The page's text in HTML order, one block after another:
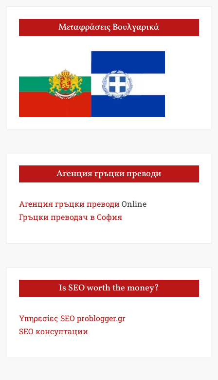
Μεταφράσεις Βουλγαρικά
Агенция гръцки преводи
Агенция гръцки преводи Online
Гръцки преводач в София
Is SEO worth the money?
Υπηρεσίες SEO problogger.gr
SEO консултации